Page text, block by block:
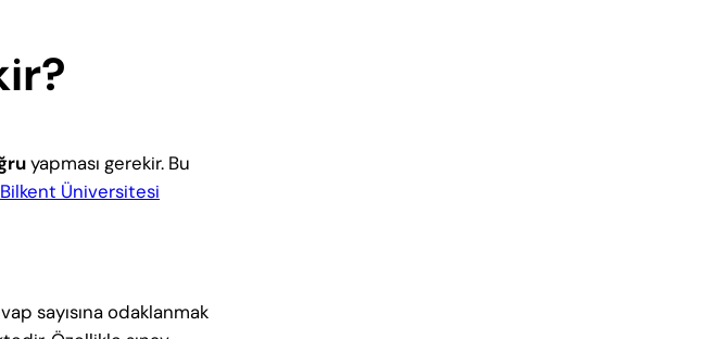
yapması gerekir. Bu
Bilkent Üniversitesi
sayısına odaklanmak